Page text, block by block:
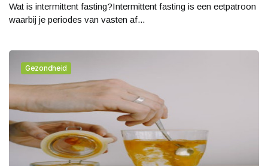
Wat is intermittent fasting?Intermittent fasting is een eetpatroon
waarbij je periodes van vasten af...
Gezondheid